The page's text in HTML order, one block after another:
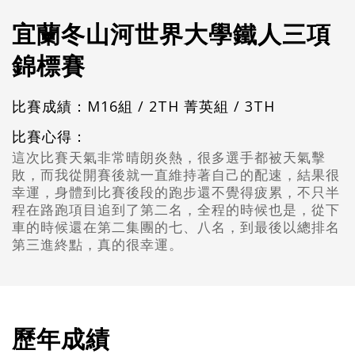
宜蘭冬山河世界大學鐵人三項
錦標賽
比賽成績：M16組 / 2TH 菁英組 / 3TH
比賽心得：
這次比賽天氣非常晴朗炎熱，很多選手都被天氣擊
敗，而我從開賽後就一直維持著自己的配速，結果很
幸運，身體到比賽後段的跑步還不覺得疲累，不只半
程在路跑項目追到了第二名，全程的時候也是，從下
車的時候還在第二集團的七、八名，到最後以總排名
第三進終點，真的很幸運。
歷年成績